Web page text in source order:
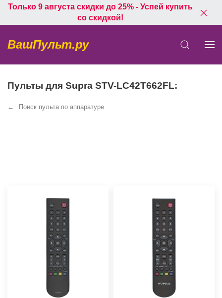
Только 9 августа скидки до 25% - Успей купить
со скидкой!
ВашПульт.ру
Пульты для Supra STV-LC42T662FL:
Поиск пульта по аппаратуре